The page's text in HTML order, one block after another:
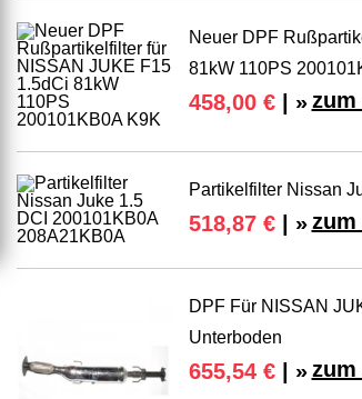
Neuer DPF
81kW 110PS
458,00 €| »
Partikelfilter Nissan
518,87 €| »
DPF Für NISSAN
Unterboden
655,54 €| »